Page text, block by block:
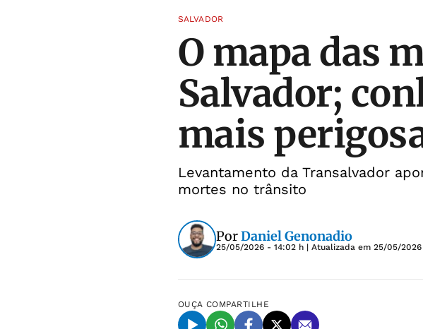
SALVADOR
O mapa das
Salvador;
mais
Levantamento da Transalvador
mortes no trânsito
PorDaniel Genonadio
25/05/2026 - 14:02 h | Atualizada em 25/05/2026
OUÇA COMPARTILHE